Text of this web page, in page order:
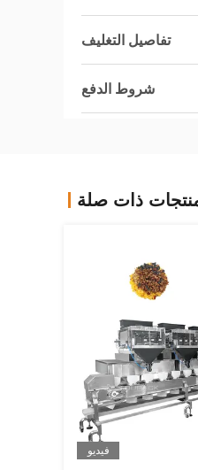
تفاصيل التغليف
شروط الدفع
ذات صلة
فيديو